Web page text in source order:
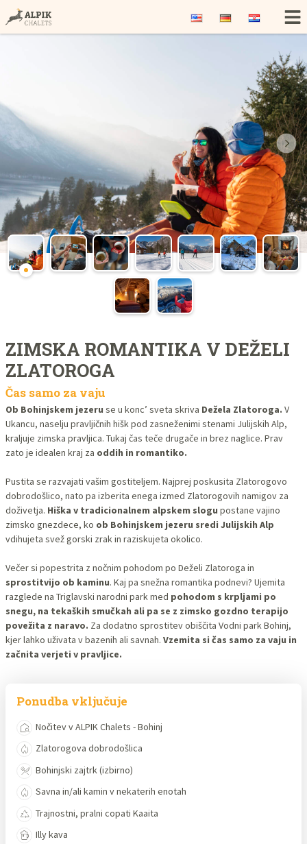
ZIMSKA ROMANTIKA V DEŽELI
ZLATOROGA
Čas samo za vaju
Ob Bohinjskem jezeru se u konc’ sveta skriva Dežela Zlatoroga. V
Ukancu, naselju pravljičnih hišk pod zasneženimi stenami Julijskih Alp,
kraljuje zimska pravljica. Tukaj čas teče drugače in brez naglice. Prav
zato je idealen kraj za oddih in romantiko.
Pustita se razvajati vašim gostiteljem. Najprej poskusita Zlatorogovo
dobrodošlico, nato pa izberita enega izmed Zlatorogovih namigov za
doživetja. Hiška v tradicionalnem alpskem slogu postane vajino
zimsko gnezdece, ko ob Bohinjskem jezeru sredi Julijskih Alp
vdihujeta svež gorski zrak in raziskujeta okolico.
Večer si popestrita z nočnim pohodom po Deželi Zlatoroga in
sprostitvijo ob kaminu. Kaj pa snežna romantika podnevi? Ujemita
razglede na Triglavski narodni park med pohodom s krpljami po
snegu, na tekaških smučkah ali pa se z zimsko gozdno terapijo
povežita z naravo. Za dodatno sprostitev obiščita Vodni park Bohinj,
kjer lahko uživata v bazenih ali savnah. Vzemita si čas samo za vaju in
začnita verjeti v pravljice.
Ponudba vključuje
Nočitev v ALPIK Chalets - Bohinj
Zlatorogova dobrodošlica
Bohinjski zajtrk (izbirno)
Savna in/ali kamin v nekaterih enotah
Trajnostni, pralni copati Kaaita
Illy kava